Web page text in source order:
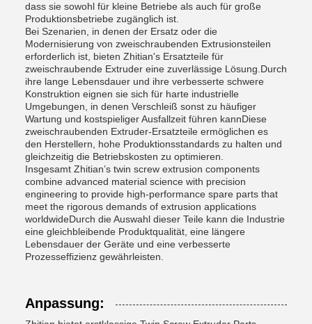
dass sie sowohl für kleine Betriebe als auch für große
Produktionsbetriebe zugänglich ist.
Bei Szenarien, in denen der Ersatz oder die
Modernisierung von zweischraubenden Extrusionsteilen
erforderlich ist, bieten Zhitian's Ersatzteile für
zweischraubende Extruder eine zuverlässige Lösung.Durch
ihre lange Lebensdauer und ihre verbesserte schwere
Konstruktion eignen sie sich für harte industrielle
Umgebungen, in denen Verschleiß sonst zu häufiger
Wartung und kostspieliger Ausfallzeit führen kannDiese
zweischraubenden Extruder-Ersatzteile ermöglichen es
den Herstellern, hohe Produktionsstandards zu halten und
gleichzeitig die Betriebskosten zu optimieren.
Insgesamt Zhitian’s twin screw extrusion components
combine advanced material science with precision
engineering to provide high-performance spare parts that
meet the rigorous demands of extrusion applications
worldwideDurch die Auswahl dieser Teile kann die Industrie
eine gleichbleibende Produktqualität, eine längere
Lebensdauer der Geräte und eine verbesserte
Prozesseffizienz gewährleisten.
Anpassung: